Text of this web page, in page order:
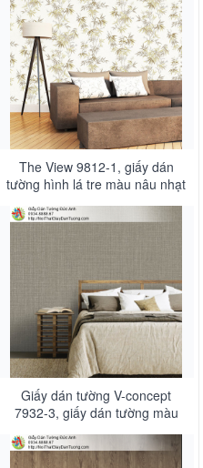
The View 9812-1, giấy dán
tường hình lá tre màu nâu nhạt
Giấy dán tường V-concept
7932-3, giấy dán tường màu
nâu nhạt, màu xám đạm ấn
tượng